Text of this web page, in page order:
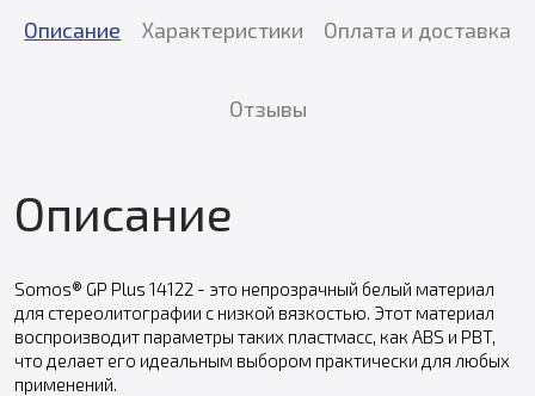
Описание Характеристики Оплата и доставка
Отзывы
Описание
Somos® GP Plus 14122 - это непрозрачный белый материал
для стереолитографии с низкой вязкостью. Этот материал
воспроизводит параметры таких пластмасс, как ABS и PBT,
что делает его идеальным выбором практически для любых
применений.